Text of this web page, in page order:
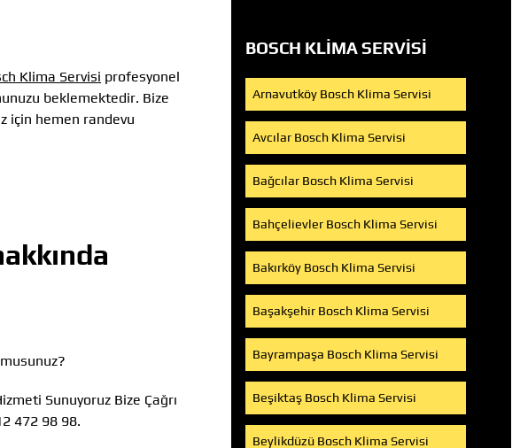
Klima Servisi profesyonel
beklemektedir. Bize
için hemen randevu
Sunuyoruz Bize Çağrı
472 98 98.
BOSCH KLIMA SERVISI
Arnavutköy Bosch Klima Servisi
Avcılar Bosch Klima Servisi
Bağcılar Bosch Klima Servisi
Bahçelievler Bosch Klima Servisi
Bakırköy Bosch Klima Servisi
Başakşehir Bosch Klima Servisi
Bayrampaşa Bosch Klima Servisi
Beşiktaş Bosch Klima Servisi
Beylikdüzü Bosch Klima Servisi